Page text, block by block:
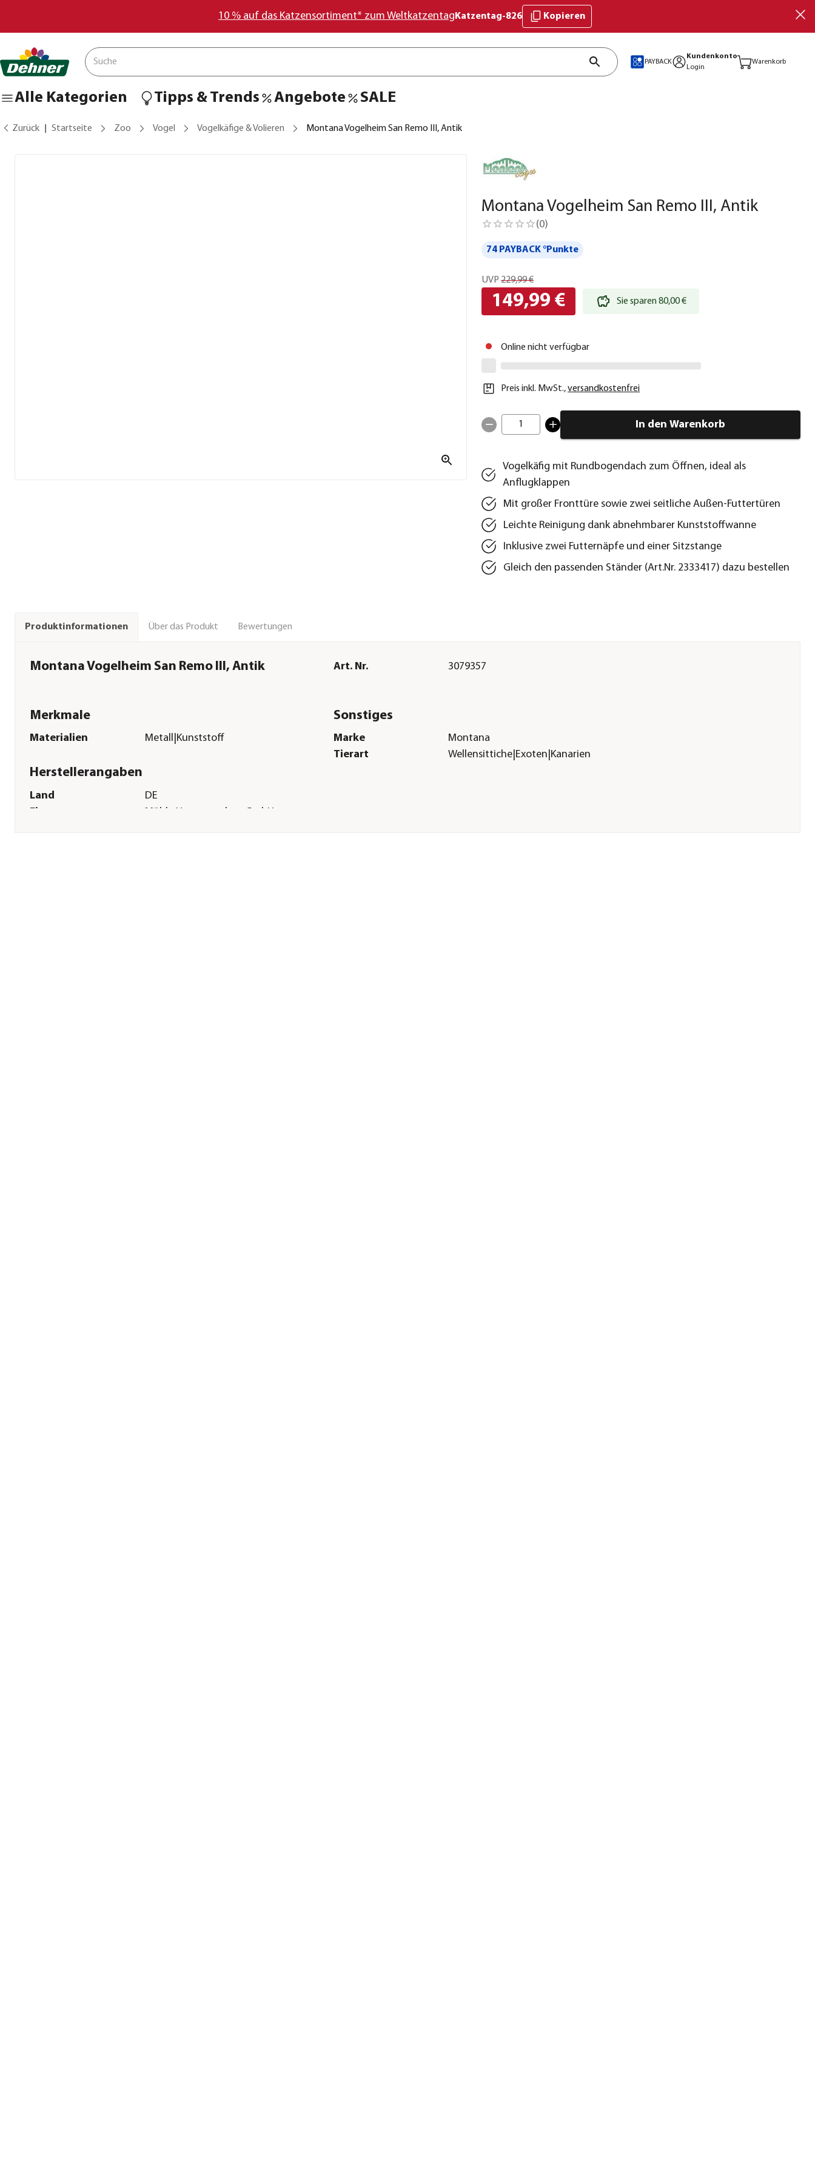
10 % auf das Katzensortiment* zum Weltkatzentag Katzentag-826 Kopieren
PAYBACK
Kundenkonto
Login
Warenkorb
Alle Kategorien Tipps & Trends Angebote SALE
Zurück Startseite Zoo Vogel Vogelkäfige & Volieren Montana Vogelheim San Remo III, Antik
Montana Vogelheim San Remo III, Antik
(0)
74 PAYBACK °Punkte
UVP 229,99 €
149,99 € Sie sparen 80,00 €
Online nicht verfügbar
Preis inkl. MwSt.,versandkostenfrei
1 In den Warenkorb
Vogelkäfig mit Rundbogendach zum Öffnen, ideal als
Anflugklappen
Mit großer Fronttüre sowie zwei seitliche Außen-Futtertüren
Leichte Reinigung dank abnehmbarer Kunststoffwanne
Inklusive zwei Futternäpfe und einer Sitzstange
Gleich den passenden Ständer (Art.Nr. 2333417) dazu bestellen
Produktinformationen Über das Produkt Bewertungen
Montana Vogelheim San Remo III, Antik Art. Nr. 3079357
Merkmale
Materialien Metall|Kunststoff
Sonstiges
Marke
Montana
Tierart
Wellensittiche|Exoten|Kanarien
Herstellerangaben
Land
DE
Firma
Mühle Hommerschen GmbH